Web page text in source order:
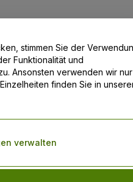
Sie die
Daten/Ihre
stimmen Sie der
Funktionalität und
nur
finden Sie in
verwalten